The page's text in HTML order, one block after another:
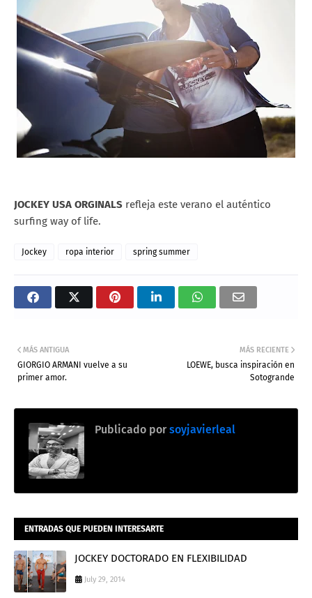
JOCKEY USA ORGINALS refleja este verano el auténtico
surfing way of life.
Jockey ropa interior spring summer
MÁS RECIENTE
LOEWE, busca inspiración en
Sotogrande
MÁS ANTIGUA
GIORGIO ARMANI vuelve a su
primer amor.
Publicado por soyjavierleal
ENTRADAS QUE PUEDEN INTERESARTE
JOCKEY DOCTORADO EN FLEXIBILIDAD
July 29, 2014